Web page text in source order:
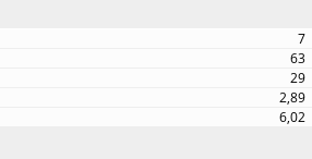
7
63
29
2,89
6,02